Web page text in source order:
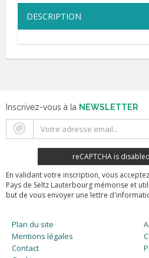
DESCRIPTION
Inscrivez-vous à la NEWSLETTER
reCAPTCHA is
En validant votre inscription, vous
Pays de Seltz Lauterbourg mémorise et
but de vous envoyer une lettre
Plan du site
Mentions légales
Contact